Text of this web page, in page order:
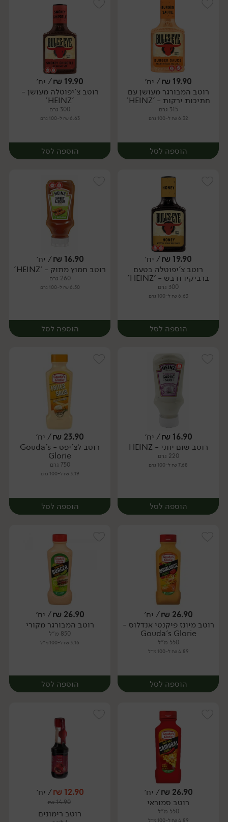
יח׳ יח׳
19.90
₪/ יח׳
רוטב המבורגר מעושן עם
חתיכות ירקות - 'HEINZ'
315 גרם
6.32 ₪ ל-100 גרם
הוספה לסל
יח׳
19.90
₪/ יח׳
רוטב צ'יפוטלה מעושן -
'HEINZ'
300 גרם
6.63 ₪ ל-100 גרם
הוספה לסל
יח׳
19.90
₪/ יח׳
רוטב צ'יפוטלה בטעם
ברביקיו ודבש - 'HEINZ'
300 גרם
6.63 ₪ ל-100 גרם
הוספה לסל
יח׳
16.90
₪/ יח׳
רוטב חמוץ מתוק - 'HEINZ'
260 גרם
6.50 ₪ ל-100 גרם
הוספה לסל
יח׳
16.90
₪/ יח׳
רוטב שום יווני - HEINZ
220 גרם
7.68 ₪ ל-100 גרם
הוספה לסל
יח׳
23.90
₪/ יח׳
רוטב לצ'יפס - Gouda's
Glorie
750 גרם
3.19 ₪ ל-100 גרם
הוספה לסל
יח׳
26.90
₪/ יח׳
רוטב מיונז פיקנטי אנדלוס -
Gouda's Glorie
550 מ״ל
4.89 ₪ ל-100 מ״ל
הוספה לסל
יח׳
26.90
₪/ יח׳
רוטב המבורגר מקורי
850 מ״ל
3.16 ₪ ל-100 מ״ל
הוספה לסל
יח׳
26.90
₪/ יח׳
רוטב סמוראי
550 מ״ל
4.89 ₪ ל-100 מ״ל
12.90
₪/ יח׳
14.90
₪
רוטב רימונים